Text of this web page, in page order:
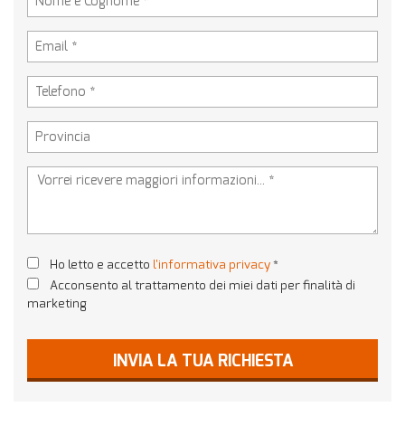
Ho letto e accetto l'informativa privacy*
Acconsento al trattamento dei miei dati per finalità di
marketing
INVIA LA TUA RICHIESTA
Cookie necessari
Cookie delle preferenze
Cookie di marketing
cookie